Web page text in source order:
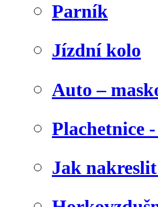
Parník
Jízdní kolo
Auto –
Plachetnice
Jak